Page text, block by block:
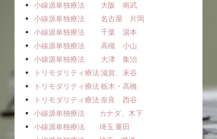
小線源単独療法 大阪 南武
小線源単独療法 名古屋 片岡
小線源単独療法 千葉 湯本
小線源単独療法 高槻 小山
小線源単独療法 大津 集治
トリモダリティ療法 滋賀、末谷
トリモダリティ療法 栃木・高橋
トリモダリティ療法 奈良 西谷
小線源単独療法 カナダ、木下
小線源単独療法 埼玉 重田